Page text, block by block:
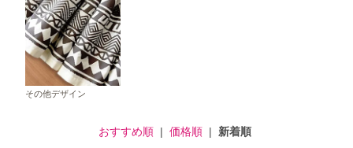
その他デザイン
おすすめ順| 価格順| 新着順